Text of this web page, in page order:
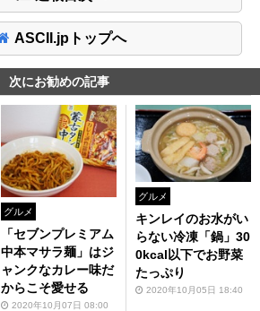
ASCII.jpトップへ
次にお勧めの記事
グルメ
「セブンプレミアム
中本マサラ麺」はジ
ャンクなカレー味だ
からこそ愛せる
2020年10月07日 08:00
グルメ
キンレイのお水がい
らない冷凍「鍋」30
0kcal以下でお野菜
たっぷり
2020年10月05日 18:40